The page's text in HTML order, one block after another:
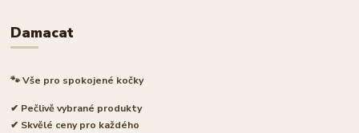
Damacat
🐾 Vše pro spokojené kočky
✔ Pečlivě vybrané produkty
✔ Skvělé ceny pro každého